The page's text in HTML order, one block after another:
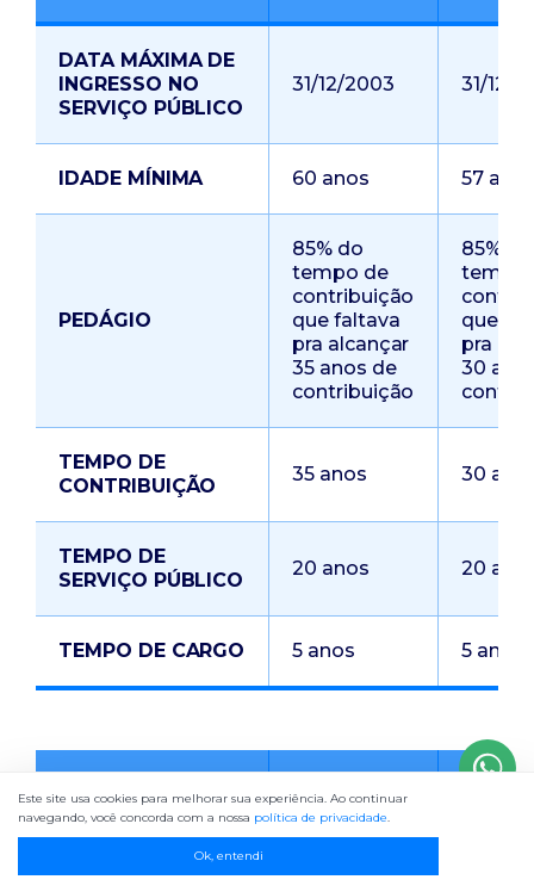
DATA MÁXIMA DE
INGRESSO NO
SERVIÇO PÚBLICO
31/12/2003 31/12/
IDADE MÍNIMA 60 anos 57
PEDÁGIO
85% do
tempo de
contribuição
que faltava
pra alcançar
35 anos de
contribuição
85% do
tempo
que
pra
30
TEMPO DE
CONTRIBUIÇÃO
35 anos 30
TEMPO DE
SERVIÇO PÚBLICO
20 anos 20
TEMPO DE CARGO 5 anos 5 anos
INTEGRALIDADE
E PARIDADE SE
PROFESSOR
HOMEM
Este site usa cookies para melhorar sua experiência. Ao continuar
navegando, você concorda com a nossa política de privacidade.
Ok, entendi